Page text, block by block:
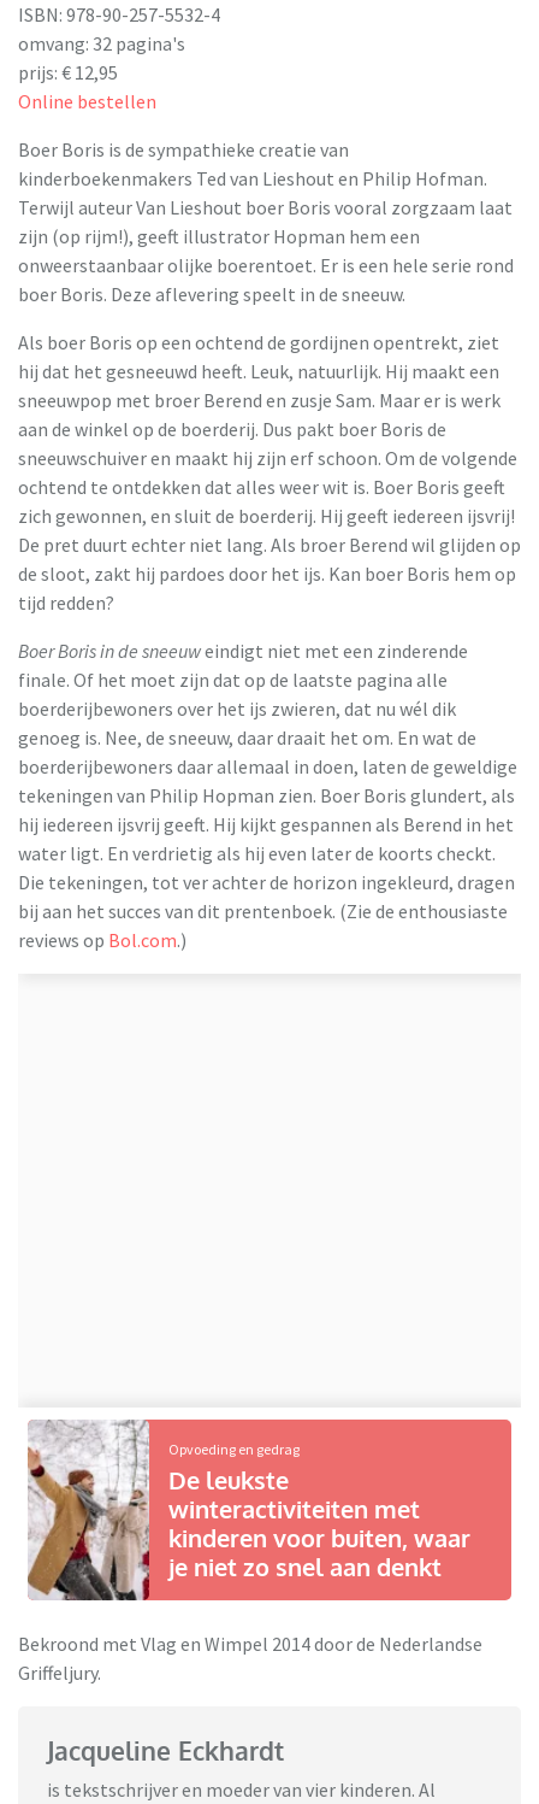
ISBN: 978-90-257-5532-4
omvang: 32 pagina's
prijs: € 12,95
Online bestellen
Boer Boris is de sympathieke creatie van
kinderboekenmakers Ted van Lieshout en Philip Hofman.
Terwijl auteur Van Lieshout boer Boris vooral zorgzaam laat
zijn (op rijm!), geeft illustrator Hopman hem een
onweerstaanbaar olijke boerentoet. Er is een hele serie rond
boer Boris. Deze aflevering speelt in de sneeuw.
Als boer Boris op een ochtend de gordijnen opentrekt, ziet
hij dat het gesneeuwd heeft. Leuk, natuurlijk. Hij maakt een
sneeuwpop met broer Berend en zusje Sam. Maar er is werk
aan de winkel op de boerderij. Dus pakt boer Boris de
sneeuwschuiver en maakt hij zijn erf schoon. Om de volgende
ochtend te ontdekken dat alles weer wit is. Boer Boris geeft
zich gewonnen, en sluit de boerderij. Hij geeft iedereen ijsvrij!
De pret duurt echter niet lang. Als broer Berend wil glijden op
de sloot, zakt hij pardoes door het ijs. Kan boer Boris hem op
tijd redden?
Boer Boris in de sneeuweindigt niet met een zinderende
finale. Of het moet zijn dat op de laatste pagina alle
boerderijbewoners over het ijs zwieren, dat nu wél dik
genoeg is. Nee, de sneeuw, daar draait het om. En wat de
boerderijbewoners daar allemaal in doen, laten de geweldige
tekeningen van Philip Hopman zien. Boer Boris glundert, als
hij iedereen ijsvrij geeft. Hij kijkt gespannen als Berend in het
water ligt. En verdrietig als hij even later de koorts checkt.
Die tekeningen, tot ver achter de horizon ingekleurd, dragen
bij aan het succes van dit prentenboek. (Zie de enthousiaste
reviews op Bol.com.)
Opvoeding en gedrag
De leukste
winteractiviteiten met
kinderen voor buiten, waar
je niet zo snel aan denkt
Bekroond met Vlag en Wimpel 2014 door de Nederlandse
Griffeljury.
Jacqueline Eckhardt
is tekstschrijver en moeder van vier kinderen. Al